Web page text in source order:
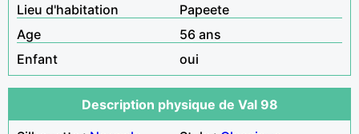
Lieu d'habitation
Papeete
Age
56 ans
Enfant
oui
Description physique de Val 98